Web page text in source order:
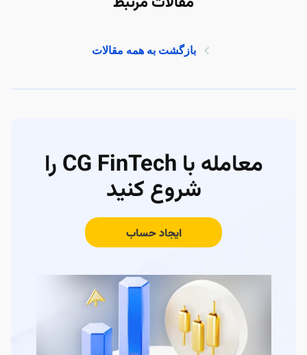
بازگشت به همه مقالات
معامله با CG FinTech را
شروع کنید
ایجاد حساب